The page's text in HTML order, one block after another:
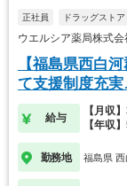
正社員 ドラッグストア
ウエルシア薬局株式
【福島県西白
て支援制度充
給与
【月収
【年収
勤務地 福島県